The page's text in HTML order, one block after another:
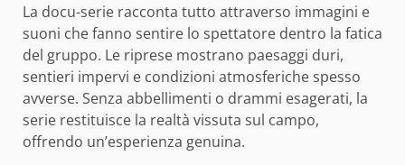
La docu-serie racconta tutto attraverso immagini e
suoni che fanno sentire lo spettatore dentro la fatica
del gruppo. Le riprese mostrano paesaggi duri,
sentieri impervi e condizioni atmosferiche spesso
avverse. Senza abbellimenti o drammi esagerati, la
serie restituisce la realtà vissuta sul campo,
offrendo un’esperienza genuina.